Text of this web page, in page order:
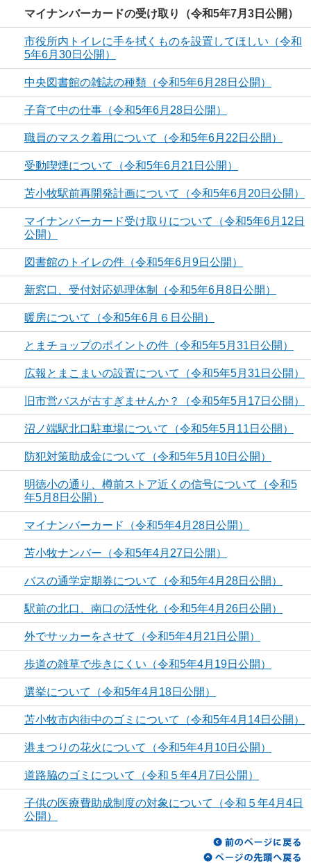
マイナンバーカードの受け取り（令和5年7月3日公開）
市役所内トイレに手を拭くものを設置してほしい（令和
5年6月30日公開）
中央図書館の雑誌の種類（令和5年6月28日公開）
子育て中の仕事（令和5年6月28日公開）
職員のマスク着用について（令和5年6月22日公開）
受動喫煙について（令和5年6月21日公開）
苫小牧駅前再開発計画について（令和5年6月20日公開）
マイナンバーカード受け取りについて（令和5年6月12日
公開）
図書館のトイレの件（令和5年6月9日公開）
新窓口、受付対応処理体制（令和5年6月8日公開）
暖房について（令和5年6月６日公開）
とまチョップのポイントの件（令和5年5月31日公開）
広報とまこまいの設置について（令和5年5月31日公開）
旧市営バスが古すぎませんか？（令和5年5月17日公開）
沼ノ端駅北口駐車場について（令和5年5月11日公開）
防犯対策助成金について（令和5年5月10日公開）
明徳小の通り、樽前ストア近くの信号について（令和5
年5月8日公開）
マイナンバーカード（令和5年4月28日公開）
苫小牧ナンバー（令和5年4月27日公開）
バスの通学定期券について（令和5年4月28日公開）
駅前の北口、南口の活性化（令和5年4月26日公開）
外でサッカーをさせて（令和5年4月21日公開）
歩道の雑草で歩きにくい（令和5年4月19日公開）
選挙について（令和5年4月18日公開）
苫小牧市内街中のゴミについて（令和5年4月14日公開）
港まつりの花火について（令和5年4月10日公開）
道路脇のゴミについて（令和５年4月7日公開）
子供の医療費助成制度の対象について（令和５年4月4日
公開）